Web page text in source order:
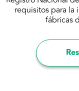
requisitos para la
fábricas